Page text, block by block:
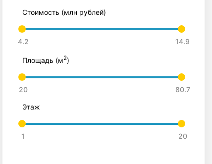
Стоимость (млн рублей)
Площадь (м2)
Этаж